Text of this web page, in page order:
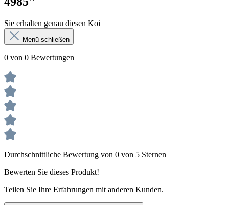
Sie erhalten genau diesen Koi
Menü schließen
0 von 0 Bewertungen
Durchschnittliche Bewertung von 0 von 5 Sternen
Bewerten Sie dieses Produkt!
Teilen Sie Ihre Erfahrungen mit anderen Kunden.